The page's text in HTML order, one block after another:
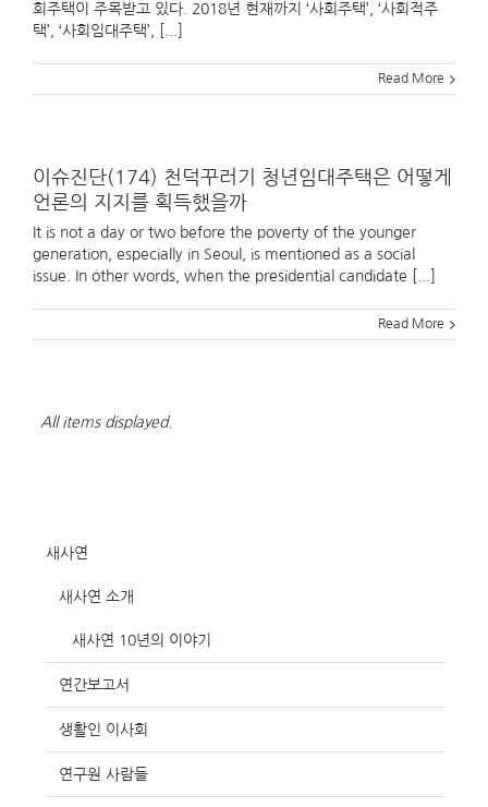
회주택이 주목받고 있다. 2018년 현재까지 ‘사회주택’, ‘사회적주
택’, ‘사회임대주택’, [...]
Read More
이슈진단(174) 천덕꾸러기 청년임대주택은 어떻게
언론의 지지를 획득했을까
It is not a day or two before the poverty of the younger
generation, especially in Seoul, is mentioned as a social
issue. In other words, when the presidential candidate [...]
Read More
All items displayed.
새사연
새사연 소개
새사연 10년의 이야기
연간보고서
생활인 이사회
연구원 사람들